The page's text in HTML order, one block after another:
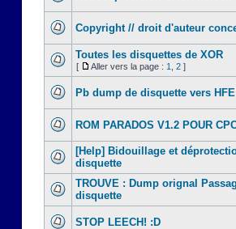
Copyright // droit d'auteur
Toutes les disquettes de XOR
[ Aller vers la page : 1 2 ]
Pb dump de disquette vers
ROM PARADOS V1.2 POUR
[Help] Bidouillage et
disquette
TROUVE : Dump orignal
disquette
STOP LEECH! :D